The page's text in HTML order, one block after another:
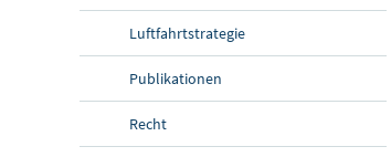
Luftfahrtstrategie
Publikationen
Recht